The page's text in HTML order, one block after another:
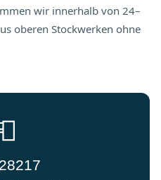
wir innerhalb von 24–
oberen Stockwerken ohne